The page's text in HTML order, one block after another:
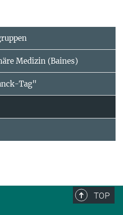
Medizin (Baines)
Tag"
TOP